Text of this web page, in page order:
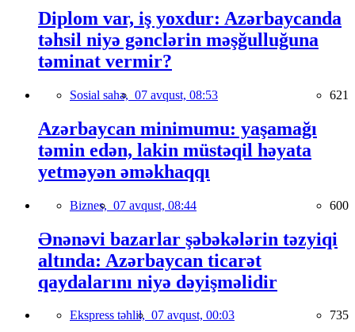
Diplom var, iş yoxdur: Azərbaycanda
təhsil niyə gənclərin məşğulluğuna
təminat vermir?
Sosial sahə, 07 avqust, 08:53 621
Azərbaycan minimumu: yaşamağı
təmin edən, lakin müstəqil həyata
yetməyən əməkhaqqı
Biznes, 07 avqust, 08:44 600
Ənənəvi bazarlar şəbəkələrin təzyiqi
altında: Azərbaycan ticarət
qaydalarını niyə dəyişməlidir
Ekspress təhlil, 07 avqust, 00:03 735